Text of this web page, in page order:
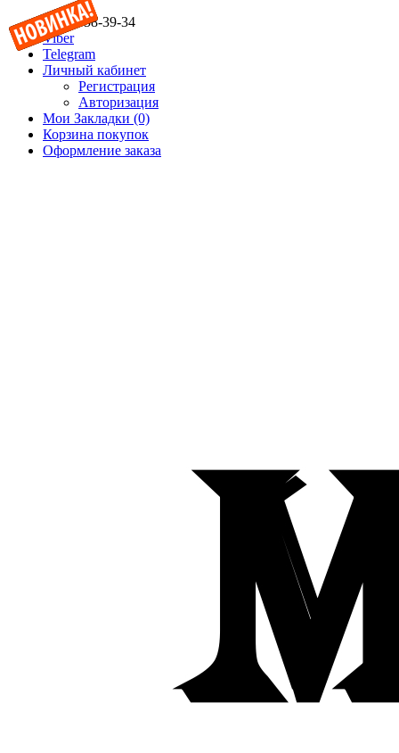
(067) 358-39-34
Viber
Telegram
Личный кабинет
Регистрация
Авторизация
Мои Закладки (0)
Корзина покупок
Оформление заказа